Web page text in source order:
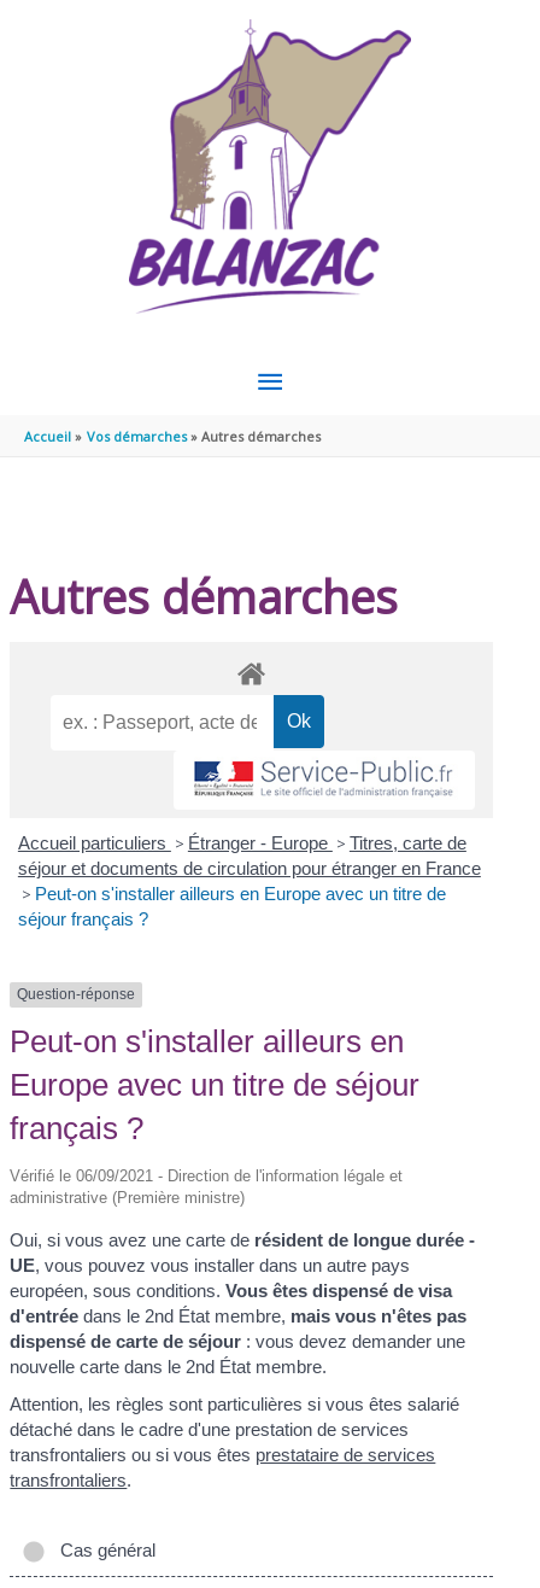
MENU
PRINCIPAL
Accueil Vos démarches Autres démarches
Autres démarches
Accueil particuliers > Étranger - Europe > Titres, carte de
séjour et documents de circulation pour étranger en France
> Peut-on s'installer ailleurs en Europe avec un titre de
séjour français ?
Question-réponse
Peut-on s'installer ailleurs en
Europe avec un titre de séjour
français ?
Vérifié le 06/09/2021 - Direction de l'information légale et
administrative (Première ministre)
Oui, si vous avez une carte de résident de longue durée -
UE, vous pouvez vous installer dans un autre pays
européen, sous conditions.Vous êtes dispensé de visa
d'entrée dans le 2nd État membre, mais vous n'êtes pas
dispensé de carte de séjour : vous devez demander une
nouvelle carte dans le 2nd État membre.
Attention, les règles sont particulières si vous êtes salarié
détaché dans le cadre d'une prestation de services
transfrontaliers ou si vous êtes prestataire de services
transfrontaliers.
Cas général